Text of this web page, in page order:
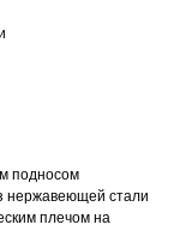
подносом
нержавеющей стали
плечом на